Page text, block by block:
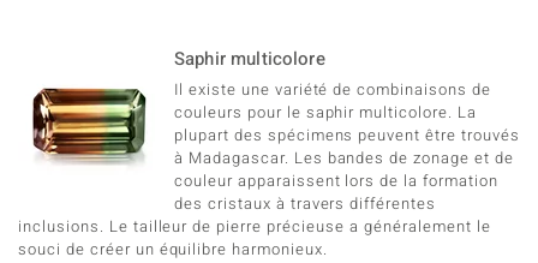
Saphir multicolore
Il existe une variété de combinaisons de
couleurs pour le saphir multicolore. La
plupart des spécimens peuvent être trouvés
à Madagascar. Les bandes de zonage et de
couleur apparaissent lors de la formation
des cristaux à travers différentes
inclusions. Le tailleur de pierre précieuse a généralement le
souci de créer un équilibre harmonieux.